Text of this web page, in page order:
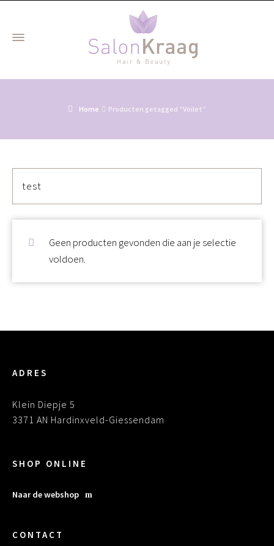
Home Producten getagged “Voilet”
Geen producten gevonden die aan je selectie
voldoen.
test
ADRES
Klein Diepje 5
3371 AN Hardinxveld-Giessendam
SHOP ONLINE
Naar de webshop
CONTACT